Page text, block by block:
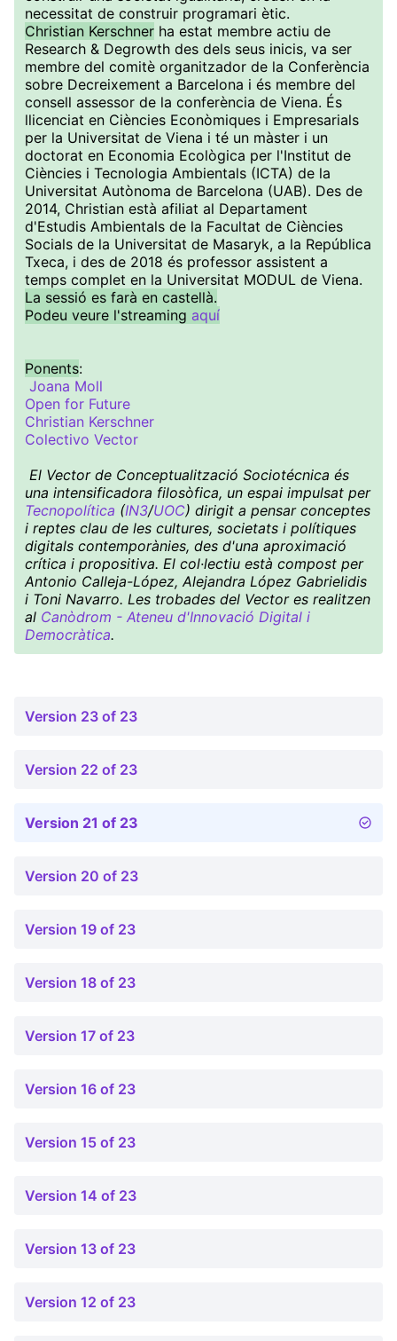
necessitat de construir programari ètic.
Christian Kerschner ha estat membre actiu de
Research & Degrowth des dels seus inicis, va ser
membre del comitè organitzador de la Conferència
sobre Decreixement a Barcelona i és membre del
consell assessor de la conferència de Viena. És
llicenciat en Ciències Econòmiques i Empresarials
per la Universitat de Viena i té un màster i un
doctorat en Economia Ecològica per l'Institut de
Ciències i Tecnologia Ambientals (ICTA) de la
Universitat Autònoma de Barcelona (UAB). Des de
2014, Christian està afiliat al Departament
d'Estudis Ambientals de la Facultat de Ciències
Socials de la Universitat de Masaryk, a la República
Txeca, i des de 2018 és professor assistent a
temps complet en la Universitat MODUL de Viena.
La sessió es farà en castellà.
Podeu veure l'streaming aquí
Ponents:
Joana Moll
Open for Future
Christian Kerschner
Colectivo Vector
El Vector de Conceptualització Sociotécnica és
una intensificadora filosòfica, un espai impulsat per
Tecnopolítica (IN3/UOC) dirigit a pensar conceptes
i reptes clau de les cultures, societats i polítiques
digitals contemporànies, des d'una aproximació
crítica i propositiva. El col·lectiu està compost per
Antonio Calleja-López, Alejandra López Gabrielidis
i Toni Navarro. Les trobades del Vector es realitzen
al Canòdrom - Ateneu d'Innovació Digital i
Democràtica.
Version 23 of 23
Version 22 of 23
Version 21 of 23
Version 20 of 23
Version 19 of 23
Version 18 of 23
Version 17 of 23
Version 16 of 23
Version 15 of 23
Version 14 of 23
Version 13 of 23
Version 12 of 23